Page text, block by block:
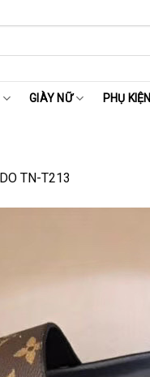
GIÀY NỮ PHỤ KIỆN
TN-T213